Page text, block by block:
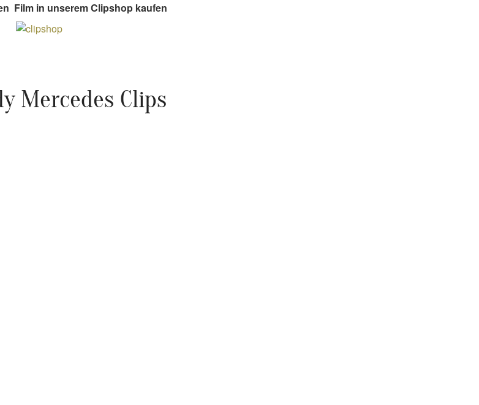
Film in unserem Clipshop kaufen
Mercedes Clips